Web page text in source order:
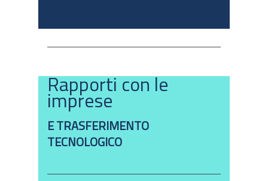
Rapporti con le
imprese
E TRASFERIMENTO
TECNOLOGICO